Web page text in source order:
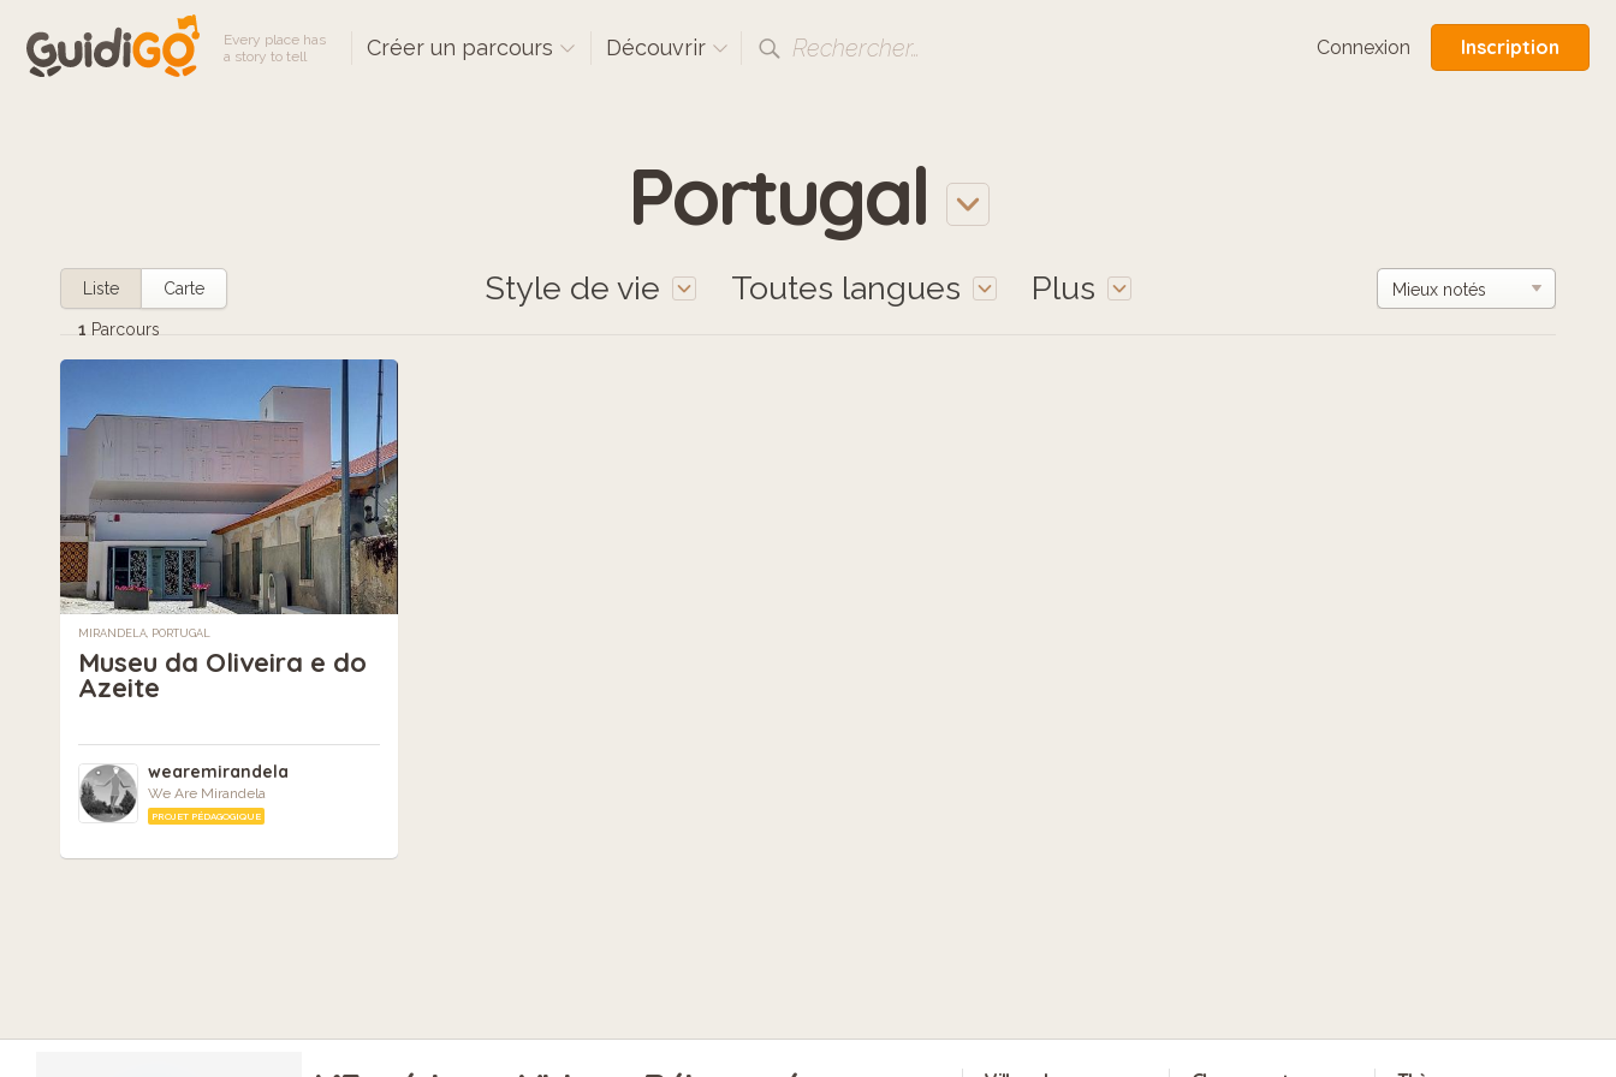
Every place has
a story to tell
Créer un parcours Découvrir Rechercher… Connexion Inscription
Portugal
Style de vie Toutes langues Plus
Liste Carte
1 Parcours
MIRANDELA, PORTUGAL
Museu da Oliveira e do
Azeite
wearemirandela
We Are Mirandela
PROJET PÉDAGOGIQUE